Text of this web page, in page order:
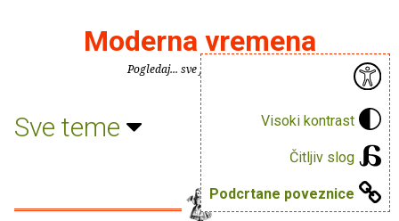
Visoki kontrast
Čitljiv slog
Podcrtane poveznice
Moderna vremena
Pogledaj... sve je puno knjiga.
Sve teme